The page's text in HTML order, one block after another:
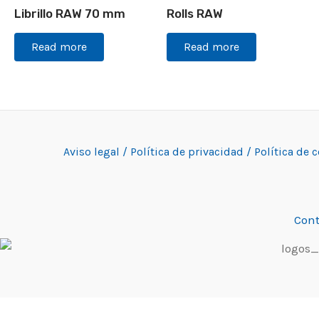
Librillo RAW 70 mm
Read more
Rolls RAW
Read more
Aviso legal / Política de privacidad / Política de